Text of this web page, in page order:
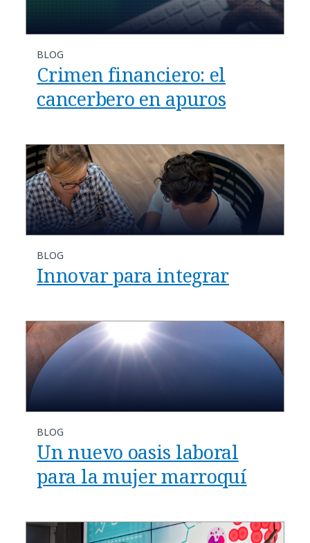
BLOG
Crimen financiero: el
cancerbero en apuros
BLOG
Innovar para integrar
BLOG
Un nuevo oasis laboral
para la mujer marroquí